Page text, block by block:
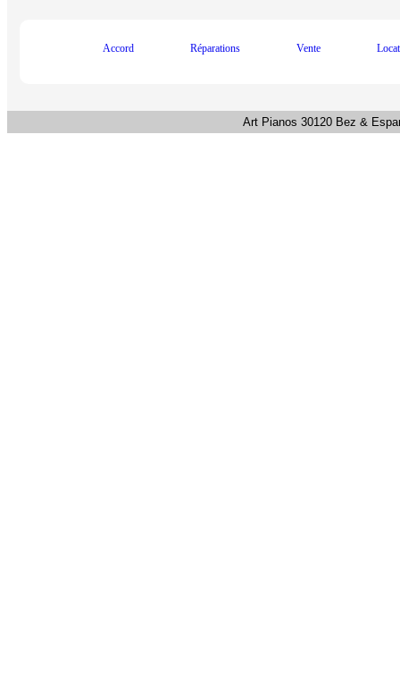
Accord Réparations Vente
Art Pianos 30120 Bez &